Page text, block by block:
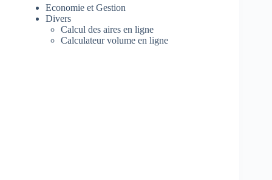
Economie et Gestion
Divers
Calcul des aires en ligne
Calculateur volume en ligne